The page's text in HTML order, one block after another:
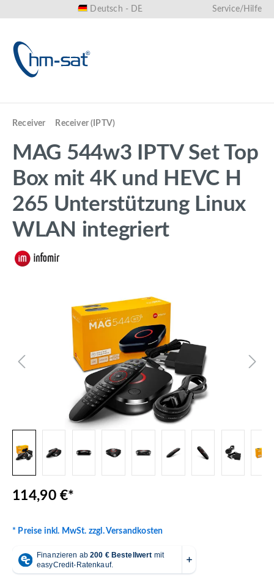
Deutsch - DE Service/Hilfe
Receiver Receiver (IPTV)
MAG 544w3 IPTV Set Top
Box mit 4K und HEVC H
265 Unterstützung Linux
WLAN integriert
Bildergalerie überspringen
114,90 €*
* Preise inkl. MwSt. zzgl. Versandkosten